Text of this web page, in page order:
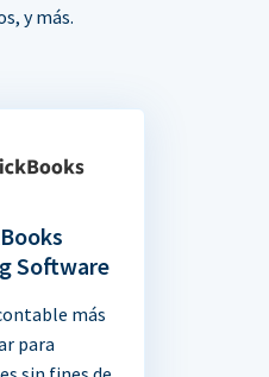
y más.
Software
más
para